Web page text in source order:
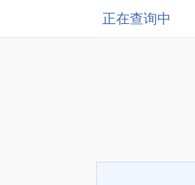
正在查询中